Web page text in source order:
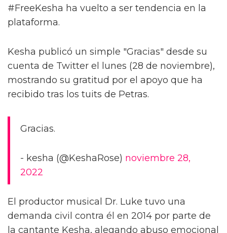
#FreeKesha ha vuelto a ser tendencia en la
plataforma.
Kesha publicó un simple "Gracias" desde su
cuenta de Twitter el lunes (28 de noviembre),
mostrando su gratitud por el apoyo que ha
recibido tras los tuits de Petras.
Gracias.
- kesha (@KeshaRose) noviembre 28,
2022
El productor musical Dr. Luke tuvo una
demanda civil contra él en 2014 por parte de
la cantante Kesha, alegando abuso emocional